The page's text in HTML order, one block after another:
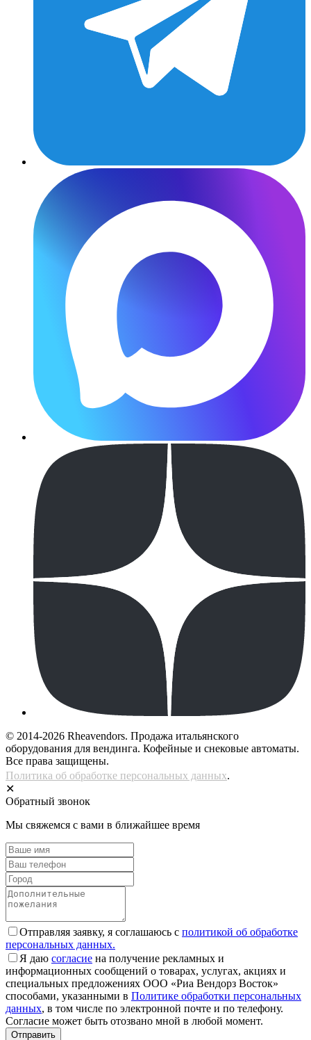
© 2014-2026 Rheavendors. Продажа итальянского
оборудования для вендинга. Кофейные и снековые автоматы.
Все права защищены.
Политика об обработке персональных данных.
✕
Обратный звонок
Мы свяжемся с вами в ближайшее время
Отправляя заявку, я соглашаюсь с политикой об обработке
персональных данных.
Я даю согласие на получение рекламных и
информационных сообщений о товарах, услугах, акциях и
специальных предложениях ООО «Риа Вендорз Восток»
способами, указанными в Политике обработки персональных
данных, в том числе по электронной почте и по телефону.
Согласие может быть отозвано мной в любой момент.